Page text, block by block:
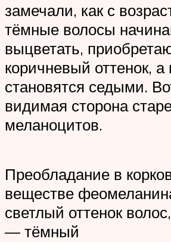
замечали, как с
тёмные волосы
выцветать,
коричневый оттенок, а
становятся седыми.
видимая сторона
меланоцитов.
Преобладание в
веществе
светлый оттенок
— тёмный